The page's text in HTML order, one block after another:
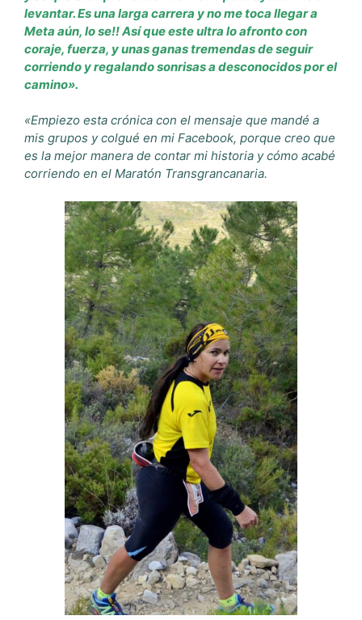
levantar. Es una larga carrera y no me toca llegar a
Meta aún, lo se!! Así que este ultra lo afronto con
coraje, fuerza, y unas ganas tremendas de seguir
corriendo y regalando sonrisas a desconocidos por el
camino».
«Empiezo esta crónica con el mensaje que mandé a
mis grupos y colgué en mi Facebook, porque creo que
es la mejor manera de contar mi historia y cómo acabé
corriendo en el Maratón Transgrancanaria.